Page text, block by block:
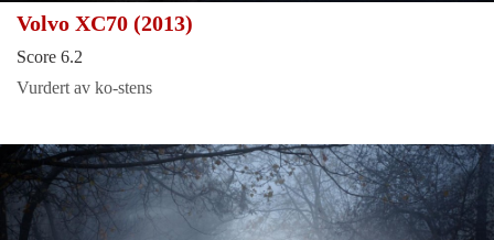
Volvo XC70 (2013)
Score 6.2
Vurdert av ko-stens